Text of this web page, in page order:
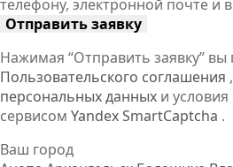
телефону, электронной почте и
Отправить заявку
Нажимая “Отправить заявку”
Пользовательского соглашения ,
персональных данных и
сервисом Yandex SmartCaptcha .
Ваш город